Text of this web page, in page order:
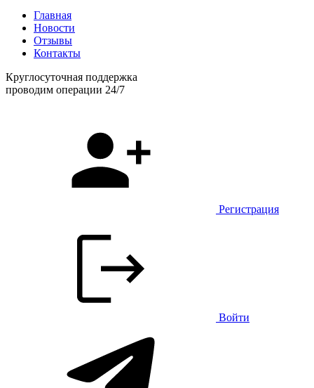
Главная
Новости
Отзывы
Контакты
Круглосуточная поддержка
проводим операции 24/7
Регистрация
Войти